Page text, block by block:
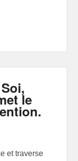
le
et traverse